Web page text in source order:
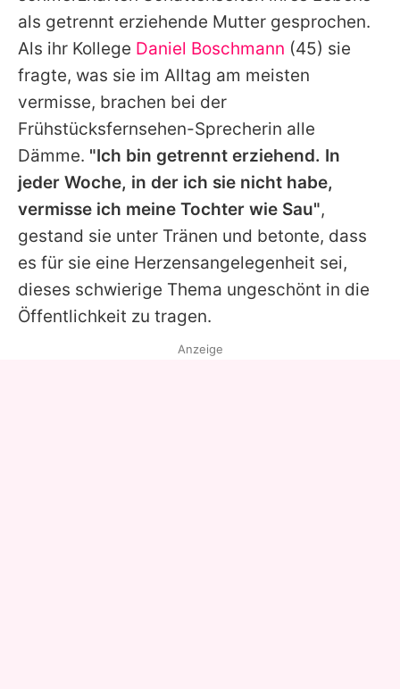
Utiq verwalten
als getrennt erziehende Mutter gesprochen.
Als ihr Kollege Daniel Boschmann (45) sie
fragte, was sie im Alltag am meisten
vermisse, brachen bei der
Frühstücksfernsehen-Sprecherin alle
Dämme. "Ich bin getrennt erziehend. In
jeder Woche, in der ich sie nicht habe,
vermisse ich meine Tochter wie Sau",
gestand sie unter Tränen und betonte, dass
es für sie eine Herzensangelegenheit sei,
dieses schwierige Thema ungeschönt in die
Öffentlichkeit zu tragen.
Anzeige